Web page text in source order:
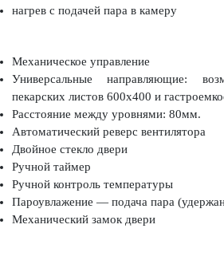
нагрев с подачей пара в камеру
Механическое управление
Универсальные направляющие:
пекарских листов 600х400 и
Расстояние между уровнями: 80мм.
Автоматический реверс вентилятора
Двойное стекло двери
Ручной таймер
Ручной контроль температуры
Пароувлажение — подача пара
Механический замок двери